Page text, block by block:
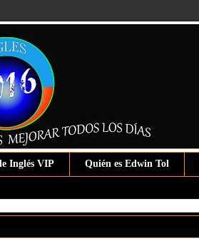
Inglés VIP Quién es Edwin Tol